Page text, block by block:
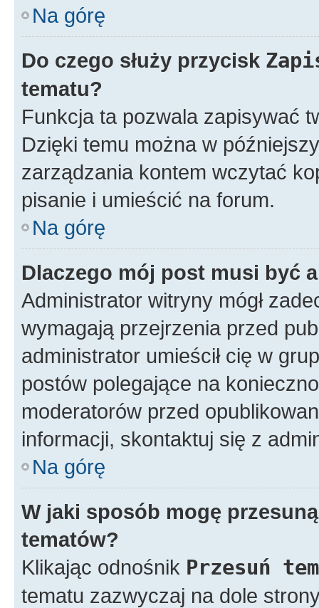
Na górę
Do czego służy przycisk
tematu?
Funkcja ta pozwala zapisywać
Dzięki temu można w
zarządzania kontem wczytać
pisanie i umieścić na forum.
Na górę
Dlaczego mój post musi być
Administrator witryny mógł
wymagają przejrzenia przed
administrator umieścił cię w
postów polegające na
moderatorów przed
informacji, skontaktuj się z
Na górę
W jaki sposób mogę
tematów?
Klikając odnośnik Przesuń
tematu zazwyczaj na dole